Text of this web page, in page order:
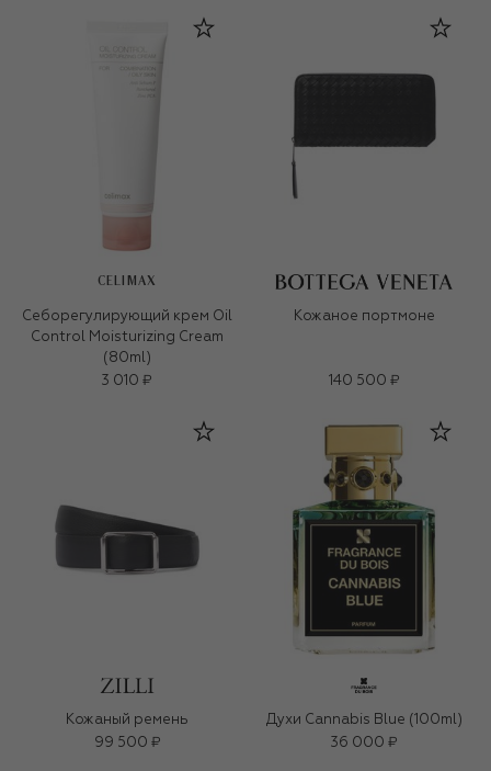
CELIMAX
Себорегулирующий крем Oil
Control Moisturizing Cream
(80ml)
3 010 ₽
Кожаное портмоне
140 500 ₽
Кожаный ремень
99 500 ₽
Духи Cannabis Blue (100ml)
36 000 ₽